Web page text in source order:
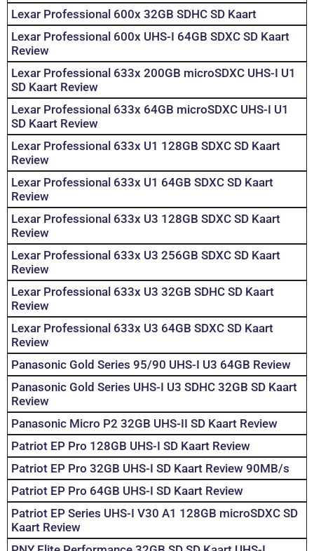
Lexar Professional 600x 32GB SDHC SD Kaart
Lexar Professional 600x UHS-I 64GB SDXC SD Kaart
Review
Lexar Professional 633x 200GB microSDXC UHS-I U1
SD Kaart Review
Lexar Professional 633x 64GB microSDXC UHS-I U1
SD Kaart Review
Lexar Professional 633x U1 128GB SDXC SD Kaart
Review
Lexar Professional 633x U1 64GB SDXC SD Kaart
Review
Lexar Professional 633x U3 128GB SDXC SD Kaart
Review
Lexar Professional 633x U3 256GB SDXC SD Kaart
Review
Lexar Professional 633x U3 32GB SDHC SD Kaart
Review
Lexar Professional 633x U3 64GB SDXC SD Kaart
Review
Panasonic Gold Series 95/90 UHS-I U3 64GB Review
Panasonic Gold Series UHS-I U3 SDHC 32GB SD Kaart
Review
Panasonic Micro P2 32GB UHS-II SD Kaart Review
Patriot EP Pro 128GB UHS-I SD Kaart Review
Patriot EP Pro 32GB UHS-I SD Kaart Review 90MB/s
Patriot EP Pro 64GB UHS-I SD Kaart Review
Patriot EP Series UHS-I V30 A1 128GB microSDXC SD
Kaart Review